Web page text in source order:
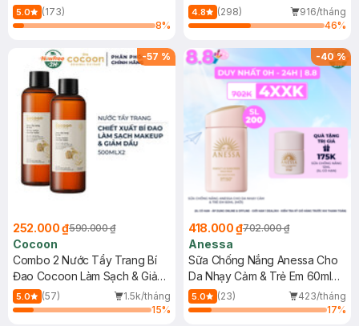
150ml
5.0
(173)
8%
4.8 (298)
916/tháng
46%
-57 %
252.000 ₫590.000 ₫
Cocoon
Combo 2 Nước Tẩy Trang Bí
Đao Cocoon Làm Sạch & Giảm
Dầu 500ml
5.0 (57)
1.5k/tháng
15%
-40%
418.000 ₫702.000 ₫
Anessa
Sữa Chống Nắng Anessa Cho
Da Nhạy Cảm & Trẻ Em 60ml
(Mới)
5.0 (23)
423/tháng
17%